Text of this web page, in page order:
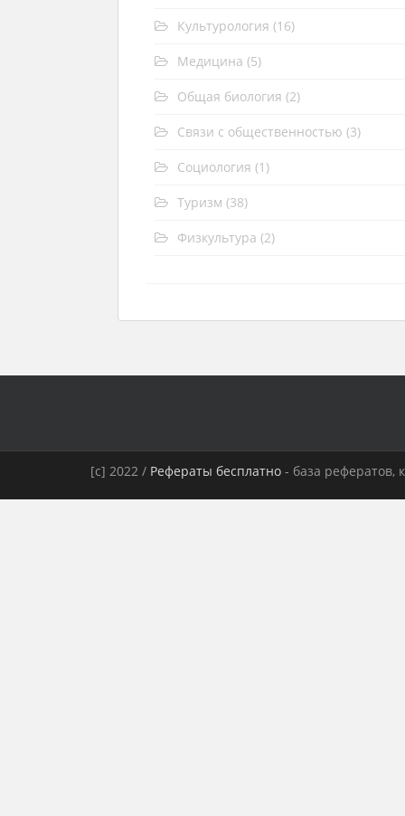
Культурология (16)
Медицина (5)
Общая биология (2)
Связи с общественностью (3)
Социология (1)
Туризм (38)
Физкультура (2)
[c] 2022 / Рефераты бесплатно - база рефератов,